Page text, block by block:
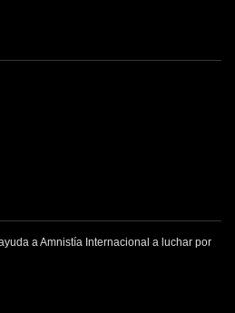
a Amnistía Internacional a luchar por